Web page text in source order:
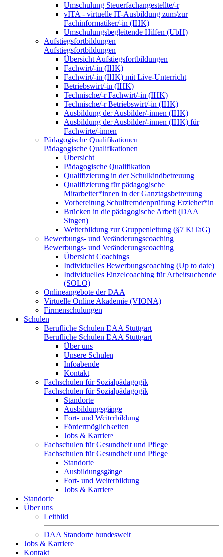
Umschulung Steuerfachangestellte/-r
vITA - virtuelle IT-Ausbildung zum/zur
Fachinformatiker/-in (IHK)
Umschulungsbegleitende Hilfen (UbH)
Aufstiegsfortbildungen
Aufstiegsfortbildungen
Übersicht Aufstiegsfortbildungen
Fachwirt/-in (IHK)
Fachwirt/-in (IHK) mit Live-Unterricht
Betriebswirt/-in (IHK)
Technische/-r Fachwirt/-in (IHK)
Technische/-r Betriebswirt/-in (IHK)
Ausbildung der Ausbilder/-innen (IHK)
Ausbildung der Ausbilder/-innen (IHK) für
Fachwirte/-innen
Pädagogische Qualifikationen
Pädagogische Qualifikationen
Übersicht
Pädagogische Qualifikation
Qualifizierung in der Schulkindbetreuung
Qualifizierung für pädagogische
Mitarbeiter*innen in der Ganztagsbetreuung
Vorbereitung Schulfremdenprüfung Erzieher*in
Brücken in die pädagogische Arbeit (DAA
Singen)
Weiterbildung zur Gruppenleitung (§7 KiTaG)
Bewerbungs- und Veränderungscoaching
Bewerbungs- und Veränderungscoaching
Übersicht Coachings
Individuelles Bewerbungscoaching (Up to date)
Individuelles Einzelcoaching für Arbeitsuchende
(SOLO)
Onlineangebote der DAA
Virtuelle Online Akademie (VIONA)
Firmenschulungen
Schulen
Berufliche Schulen DAA Stuttgart
Berufliche Schulen DAA Stuttgart
Über uns
Unsere Schulen
Infoabende
Kontakt
Fachschulen für Sozialpädagogik
Fachschulen für Sozialpädagogik
Standorte
Ausbildungsgänge
Fort- und Weiterbildung
Fördermöglichkeiten
Jobs & Karriere
Fachschulen für Gesundheit und Pflege
Fachschulen für Gesundheit und Pflege
Standorte
Ausbildungsgänge
Fort- und Weiterbildung
Jobs & Karriere
Standorte
Über uns
Leitbild
DAA Standorte bundesweit
Jobs & Karriere
Kontakt